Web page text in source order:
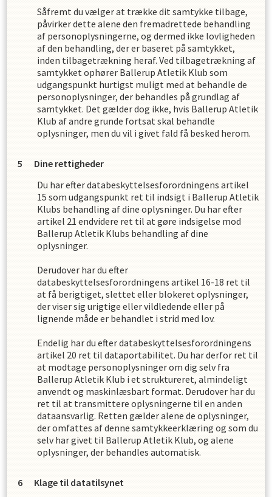
Såfremt du vælger at trække dit samtykke tilbage,
påvirker dette alene den fremadrettede behandling
af personoplysningerne, og dermed ikke lovligheden
af den behandling, der er baseret på samtykket,
inden tilbagetrækning heraf. Ved tilbagetrækning af
samtykket ophører Ballerup Atletik Klub som
udgangspunkt hurtigst muligt med at behandle de
personoplysninger, der behandles på grundlag af
samtykket. Det gælder dog ikke, hvis Ballerup Atletik
Klub af andre grunde fortsat skal behandle
oplysninger, men du vil i givet fald få besked herom.
Dine rettigheder
Du har efter databeskyttelsesforordningens artikel
15 som udgangspunkt ret til indsigt i Ballerup Atletik
Klubs behandling af dine oplysninger. Du har efter
artikel 21 endvidere ret til at gøre indsigelse mod
Ballerup Atletik Klubs behandling af dine
oplysninger.
Derudover har du efter
databeskyttelsesforordningens artikel 16-18 ret til
at få berigtiget, slettet eller blokeret oplysninger,
der viser sig urigtige eller vildledende eller på
lignende måde er behandlet i strid med lov.
Endelig har du efter databeskyttelsesforordningens
artikel 20 ret til dataportabilitet. Du har derfor ret til
at modtage personoplysninger om dig selv fra
Ballerup Atletik Klub i et struktureret, almindeligt
anvendt og maskinlæsbart format. Derudover har du
ret til at transmittere oplysningerne til en anden
dataansvarlig. Retten gælder alene de oplysninger,
der omfattes af denne samtykkeerklæring og som du
selv har givet til Ballerup Atletik Klub, og alene
oplysninger, der behandles automatisk.
Klage til datatilsynet